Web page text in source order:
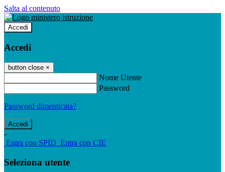
Salta al contenuto
Accedi
Accedi
button close ×
Nome Utente
Password
Password dimenticata?
-
Entra con SPID Entra con CIE
Seleziona utente